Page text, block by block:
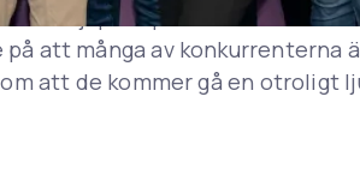
djupt imponerad av det
att många av konkurrenterna
att de kommer gå en otroligt